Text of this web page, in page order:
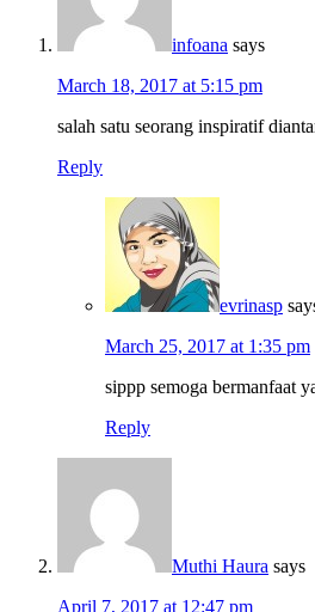
infoana says
March 18, 2017 at 5:15 pm
salah satu seorang inspiratif
Reply
evrinasp
March 25, 2017 at 1:35 pm
sippp semoga bermanfaat
Reply
Muthi Haura says
April 7, 2017 at 12:47 pm